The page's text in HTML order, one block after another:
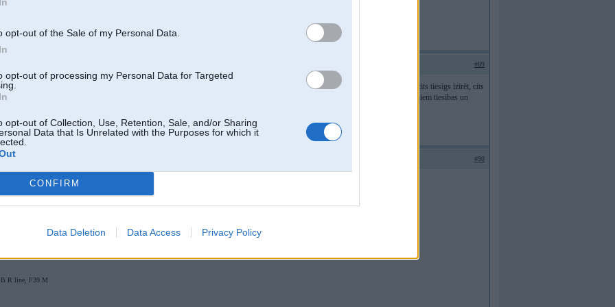
opt-out of the Sale of my Personal Data.
opt-out of processing my Personal Data for Targeted
opt-out of Collection, Use, Retention, Sale, and/or Sharing
Data that Is Unrelated with the Purposes for which it
CONFIRM
Data Deletion Data Access Privacy Policy
#89
nevis apmeta...bet tur tāds stulbs process kā privatizācija notiek...un tad tur viens īstais īpašnieks, cits formāls, cits tiesīgs īzīrēt, cits
ne....tad nu nevaru tam visam izbraukt cauri...un stulbākais, ka vinji paši īsti nezin, kam kas pieder un kādas viņiem tiesības un
#90
R line, F39 M
Laps